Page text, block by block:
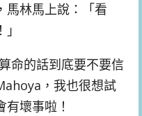
馬林馬上說：「看
命的話到底要不要信
，我也很想試
壞事啦！